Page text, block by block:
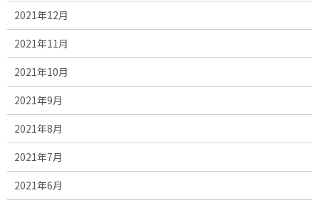
2021年12月
2021年11月
2021年10月
2021年9月
2021年8月
2021年7月
2021年6月